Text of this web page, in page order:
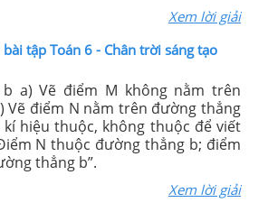
Xem lời giải
tập Toán 6 - Chân trời sáng tạo
a) Vẽ điểm M không nằm trên
Vẽ điểm N nằm trên đường thẳng
kí hiệu thuộc, không thuộc để viết
N thuộc đường thẳng b; điểm
thẳng b”.
Xem lời giải